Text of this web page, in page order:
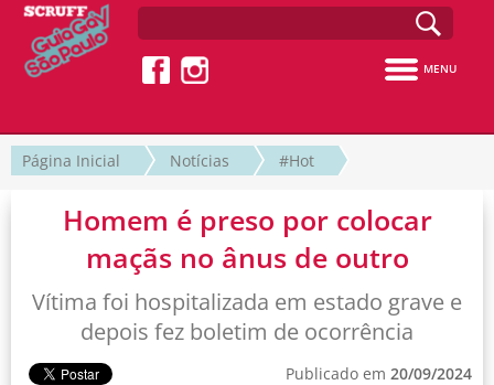
MENU
Página Inicial Notícias #Hot
Homem é preso por colocar
maçãs no ânus de outro
Vítima foi hospitalizada em estado grave e
depois fez boletim de ocorrência
Publicado em 20/09/2024